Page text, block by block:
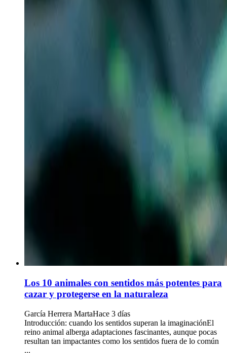
Los 10 animales con sentidos más potentes para
cazar y protegerse en la naturaleza
García Herrera MartaHace 3 días
Introducción: cuando los sentidos superan la imaginaciónEl
reino animal alberga adaptaciones fascinantes, aunque pocas
resultan tan impactantes como los sentidos fuera de lo común
...